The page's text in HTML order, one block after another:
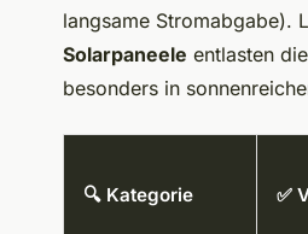
langsame Stromabgabe).
Solarpaneele entlasten
besonders in
🔍 Kategorie ✅